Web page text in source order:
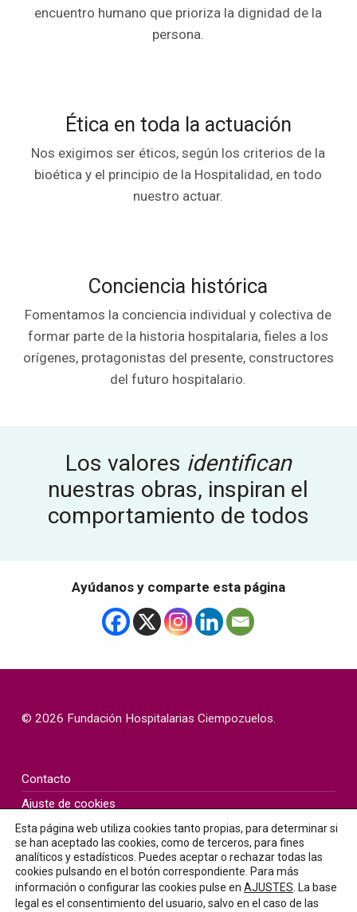
encuentro humano que prioriza la dignidad de la
persona.
Ética en toda la actuación
Nos exigimos ser éticos, según los criterios de la
bioética y el principio de la Hospitalidad, en todo
nuestro actuar.
Conciencia histórica
Fomentamos la conciencia individual y colectiva de
formar parte de la historia hospitalaria, fieles a los
orígenes, protagonistas del presente, constructores
del futuro hospitalario.
Los valores identifican
nuestras obras, inspiran el
comportamiento de todos
Ayúdanos y comparte esta página
Volver a la navegación principal
© 2026 Fundación Hospitalarias Ciempozuelos.
Contacto
Ajuste de cookies
Política de Cookies
Aviso legal
Política de privacidad
Canal de denuncias
Esta página web utiliza cookies tanto propias, para determinar si
se han aceptado las cookies, como de terceros, para fines
analíticos y estadísticos. Puedes aceptar o rechazar todas las
cookies pulsando en el botón correspondiente. Para más
información o configurar las cookies pulse en AJUSTES . La base
legal es el consentimiento del usuario, salvo en el caso de las